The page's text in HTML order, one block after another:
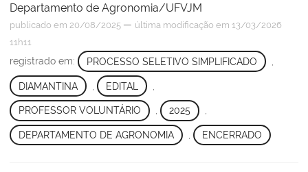
Departamento de Agronomia/UFVJM
publicado em 20/08/2025 — última modificação em 13/03/2026
11h11
registrado em: PROCESSO SELETIVO SIMPLIFICADO
DIAMANTINA EDITAL
PROFESSOR VOLUNTÁRIO , 2025 ,
DEPARTAMENTO DE AGRONOMIA ENCERRADO